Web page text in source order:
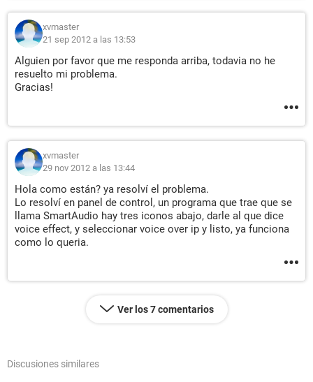
xvmaster
21 sep 2012 a las 13:53
Alguien por favor que me responda arriba, todavia no he
resuelto mi problema.
Gracias!
xvmaster
29 nov 2012 a las 13:44
Hola como están? ya resolví el problema.
Lo resolví en panel de control, un programa que trae que se
llama SmartAudio hay tres iconos abajo, darle al que dice
voice effect, y seleccionar voice over ip y listo, ya funciona
como lo queria.
Ver los 7 comentarios
Discusiones similares